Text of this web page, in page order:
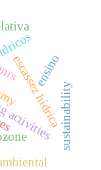
escassez hídricasustainability
ensino